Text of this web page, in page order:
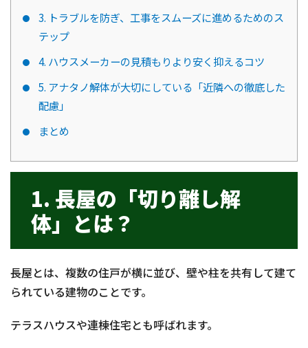
3. トラブルを防ぎ、工事をスムーズに進めるためのス
テップ
4. ハウスメーカーの見積もりより安く抑えるコツ
5. アナタノ解体が大切にしている「近隣への徹底した
配慮」
まとめ
1. 長屋の「切り離し解
体」とは？
長屋とは、複数の住戸が横に並び、壁や柱を共有して建て
られている建物のことです。
テラスハウスや連棟住宅とも呼ばれます。